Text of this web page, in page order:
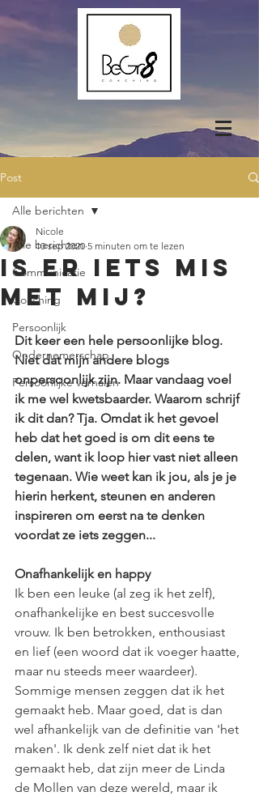
Post
Alle berichten
Communicatie
Coaching
Persoonlijk
Ondernemerschap
Persoonlijke verhalen
Alle berichten
is er iets mis
met mij?
Nicole
10 sep 2020 5 minuten om te lezen
Dit keer een hele persoonlijke blog.
Niet dat mijn andere blogs
onpersoonlijk zijn. Maar vandaag voel
ik me wel kwetsbaarder. Waarom schrijf
ik dit dan? Tja. Omdat ik het gevoel
heb dat het goed is om dit eens te
delen, want ik loop hier vast niet alleen
tegenaan. Wie weet kan ik jou, als je je
hierin herkent, steunen en anderen
inspireren om eerst na te denken
voordat ze iets zeggen...
Onafhankelijk en happy
Ik ben een leuke (al zeg ik het zelf),
onafhankelijke en best succesvolle
vrouw. Ik ben betrokken, enthousiast
en lief (een woord dat ik voeger haatte,
maar nu steeds meer waardeer).
Sommige mensen zeggen dat ik het
gemaakt heb. Maar goed, dat is dan
wel afhankelijk van de definitie van 'het
maken'. Ik denk zelf niet dat ik het
gemaakt heb, dat zijn meer de Linda
de Mollen van deze wereld, maar ik